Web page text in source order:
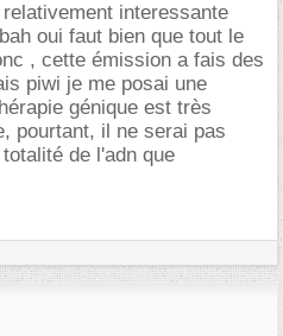
interessante
oui faut bien que tout le
, cette émission a fais des
piwi je me posai une
génique est très
pourtant, il ne serai pas
de l'adn que